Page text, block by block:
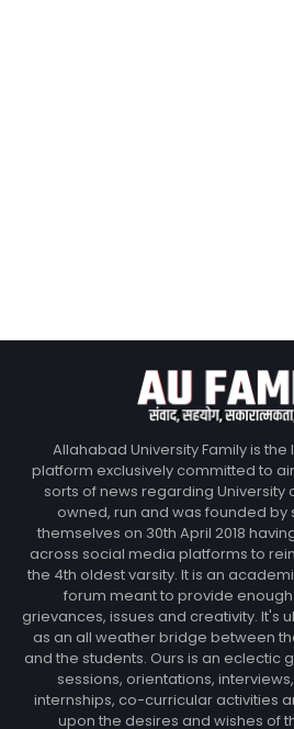
Allahabad University Family is
platform exclusively committed to
sorts of news regarding University
owned, run and was founded by
themselves on 30th April 2018
across social media platforms to
the 4th oldest varsity. It is an
forum meant to provide
grievances, issues and creativity. It's
as an all weather bridge between
and the students. Ours is an eclectic
sessions, orientations,
internships, co-curricular activities
upon the desires and wishes of